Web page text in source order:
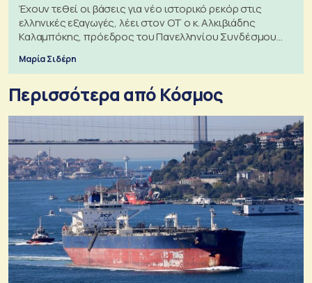
Έχουν τεθεί οι βάσεις για νέο ιστορικό ρεκόρ στις
ελληνικές εξαγωγές, λέει στον ΟΤ ο κ. Αλκιβιάδης
Καλαμπόκης, πρόεδρος του Πανελληνίου Συνδέσμου
Μαρία Σιδέρη
Περισσότερα από Κόσμος